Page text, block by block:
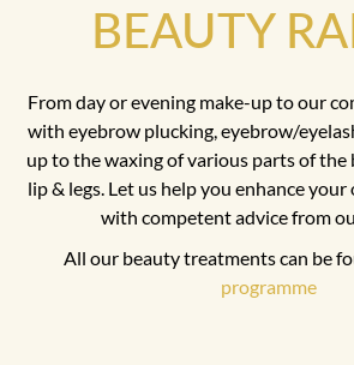
BEAUTY
From day or evening make-up to our
with eyebrow plucking, eyebrow/
up to the waxing of various parts of the
lip & legs. Let us help you enhance
with competent advice from
All our beauty treatments can be
programme